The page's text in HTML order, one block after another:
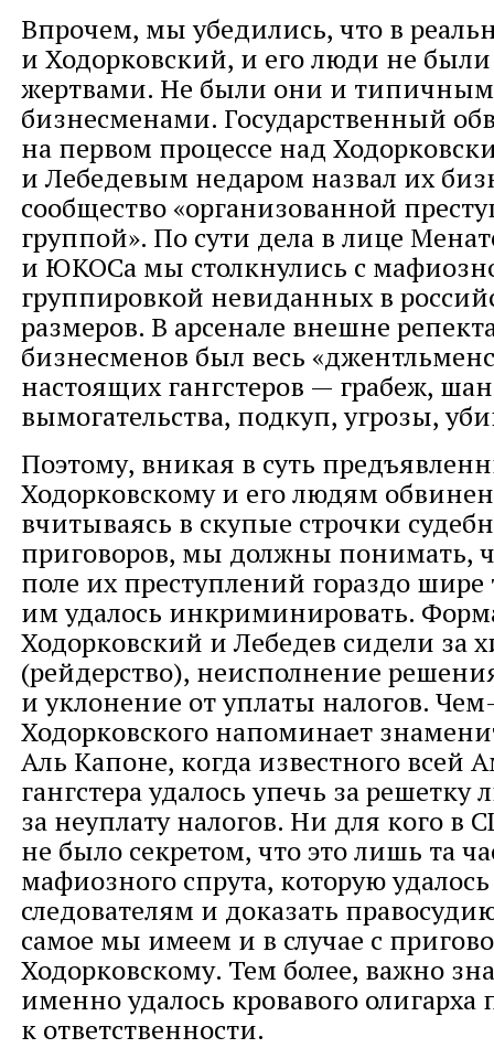
Впрочем, мы убедились, что в
и Ходорковский, и его люди не
жертвами. Не были они и
бизнесменами. Государственный
на первом процессе над
и Лебедевым недаром назвал их
сообщество «организованной
группой». По сути дела в лице
и ЮКОСа мы столкнулись с
группировкой невиданных в
размеров. В арсенале внешне
бизнесменов был весь
настоящих гангстеров — грабеж,
вымогательства, подкуп, угрозы,
Поэтому, вникая в суть
Ходорковскому и его людям
вчитываясь в скупые строчки
приговоров, мы должны понимать,
поле их преступлений гораздо шире
им удалось инкриминировать.
Ходорковский и Лебедев сидели за
(рейдерство), неисполнение
и уклонение от уплаты налогов.
Ходорковского напоминает
Аль Капоне, когда известного всей
гангстера удалось упечь за решетку
за неуплату налогов. Ни для кого в
не было секретом, что это лишь та
мафиозного спрута, которую
следователям и доказать
самое мы имеем и в случае с
Ходорковскому. Тем более, важно
именно удалось кровавого олигарха
к ответственности.